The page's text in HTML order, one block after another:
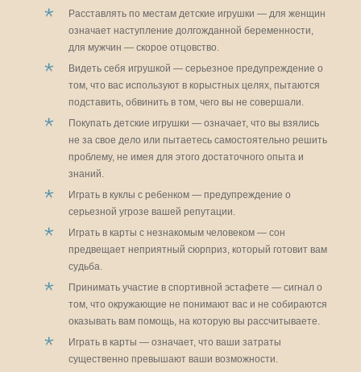
Расставлять по местам детские игрушки — для женщин
означает наступление долгожданной беременности,
для мужчин — скорое отцовство.
Видеть себя игрушкой — серьезное предупреждение о
том, что вас используют в корыстных целях, пытаются
подставить, обвинить в том, чего вы не совершали.
Покупать детские игрушки — означает, что вы взялись
не за свое дело или пытаетесь самостоятельно решить
проблему, не имея для этого достаточного опыта и
знаний.
Играть в куклы с ребенком — предупреждение о
серьезной угрозе вашей репутации.
Играть в карты с незнакомым человеком — сон
предвещает неприятный сюрприз, который готовит вам
судьба.
Принимать участие в спортивной эстафете — сигнал о
том, что окружающие не понимают вас и не собираются
оказывать вам помощь, на которую вы рассчитываете.
Играть в карты — означает, что ваши затраты
существенно превышают ваши возможности.